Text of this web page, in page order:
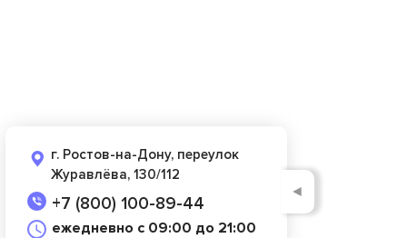
г. Ростов-на-Дону, переулок
Журавлёва, 130/112
+7 (800) 100-89-44
ежедневно с 09:00 до 21:00
◄